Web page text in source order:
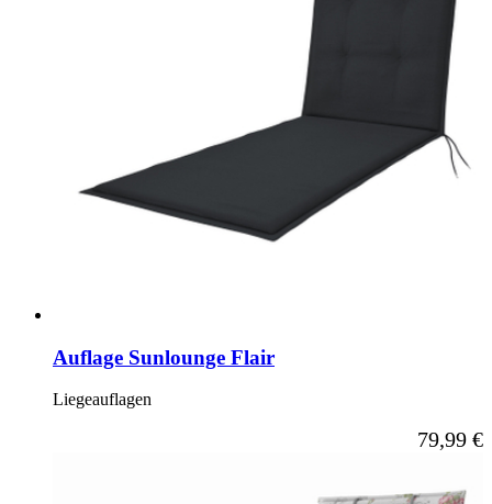
Auflage Sunlounge Flair
Liegeauflagen
Ab
79,99 €